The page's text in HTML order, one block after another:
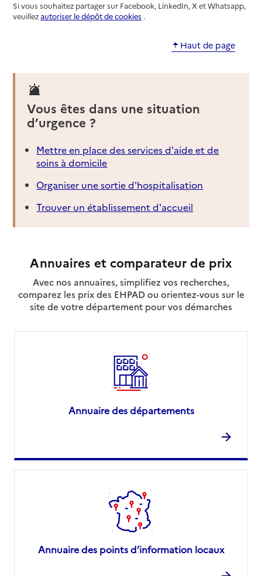
Si vous souhaitez partager sur Facebook, LinkedIn, X et Whatsapp,
veuillezautoriser le dépôt de cookies .
Haut de page
Vous êtes dans une situation
d’urgence ?
Mettre en place des services d'aide et de
soins à domicile
Organiser une sortie d'hospitalisation
Trouver un établissement d'accueil
Annuaires et comparateur de prix
Avec nos annuaires, simplifiez vos recherches,
comparez les prix des EHPAD ou orientez-vous sur le
site de votre département pour vos démarches
Annuaire des départements
Annuaire des points d’information locaux